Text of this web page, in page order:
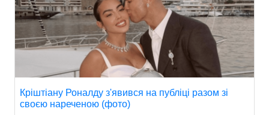
Кріштіану Роналду з'явився на публіці разом зі
своєю нареченою (фото)